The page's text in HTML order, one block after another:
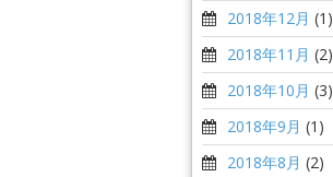
2018年12月 (1)
2018年11月 (2)
2018年10月 (3)
2018年9月 (1)
2018年8月 (2)